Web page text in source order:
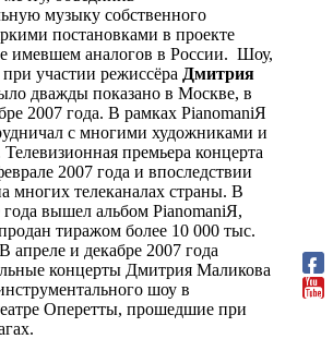
музыку собственного
постановками в проекте
имевшем аналогов в России. Шоу,
участии режиссёра Дмитрия
дважды показано в Москве, в
2007 года. В рамках PianomaniЯ
с многими художниками и
премьера концерта
2007 года и впоследствии
многих телеканалах страны. В
года вышел альбом PianomaniЯ,
тиражом более 10 000 тыс.
апреле и декабре 2007 года
концерты Дмитрия Маликова
шоу в
Оперетты, прошедшие при